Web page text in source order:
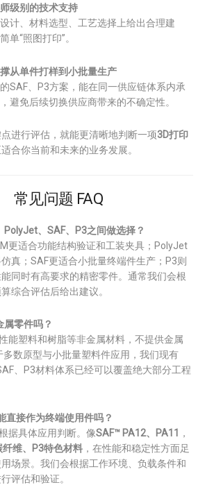
级别的技术支持
计、材料选型、工艺选择上给出合理建
单“照图打印”。
从单件打样到小批量生产
SAF、P3方案，能在同一供应链体系内承
避免后续切换供应商带来的不确定性。
进行评估，就能更清晰地判断一项3D打印
合你当前和未来的业务发展。
常见问题 FAQ
PolyJet、SAF、P3之间做选择？
更适合功能结构验证和工装夹具；PolyJet
真；SAF更适合小批量终端件生产；P3则
同时有高要求的精密零件。通常我们会根
综合评估后给出建议。
属零件吗？
能塑料和树脂等非金属材料，不提供金属
多数原型与小批量塑料件应用，我们现有
、P3材料体系已经可以覆盖绝大部分工程
直接作为终端使用件吗？
据具体应用判断。像SAF™ PA12、PA11
，
纤维、P3特色材料 ，在性能和稳定性方面足
场景。我们会根据工作环境、负载条件和
评估和验证。